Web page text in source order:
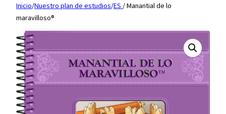
Inicio/Nuestro plan de estudios/ES / Manantial de lo
maravilloso®